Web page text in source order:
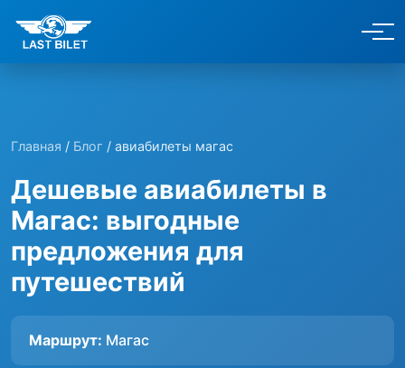
Главная / Блог / авиабилеты магас
Дешевые авиабилеты в
Магас: выгодные
предложения для
путешествий
Маршрут: Магас